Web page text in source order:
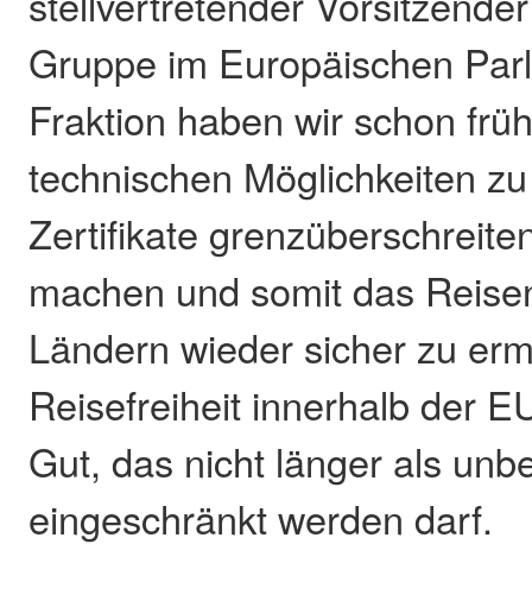
Gruppe im Europäischen
Fraktion haben wir schon
technischen Möglichkeiten
Zertifikate
machen und somit das
Ländern wieder sicher zu
Reisefreiheit innerhalb der
Gut, das nicht länger als
eingeschränkt werden darf.